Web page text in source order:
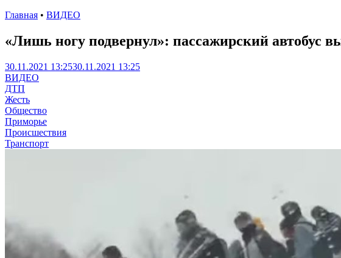
Главная • ВИДЕО
«Лишь ногу подвернул»: пассажирский автобус
30.11.2021 13:2530.11.2021 13:25
ВИДЕО
ДТП
Жесть
Общество
Приморье
Происшествия
Транспорт